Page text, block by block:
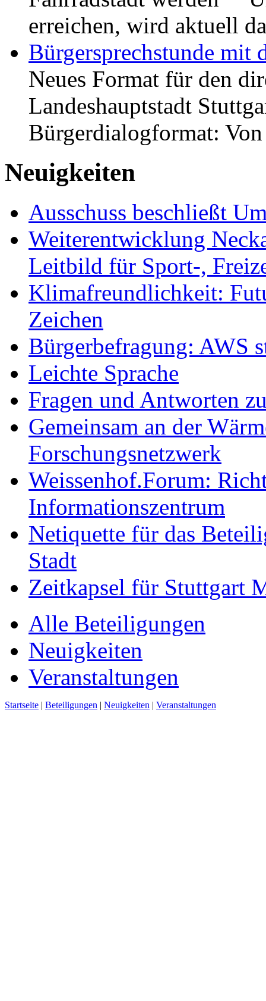
erreichen, wird aktuell
Bürgersprechstunde mit
Neues Format für den
Landeshauptstadt
Bürgerdialogformat:
Neuigkeiten
Ausschuss beschließt
Weiterentwicklung
Leitbild für Sport-,
Klimafreundlichkeit:
Zeichen
Bürgerbefragung: AWS
Leichte Sprache
Fragen und Antworten
Gemeinsam an der
Forschungsnetzwerk
Weissenhof.Forum:
Informationszentrum
Netiquette für das
Stadt
Zeitkapsel für Stuttgart
Alle Beteiligungen
Neuigkeiten
Veranstaltungen
Startseite | Beteiligungen | Neuigkeiten | Veranstaltungen